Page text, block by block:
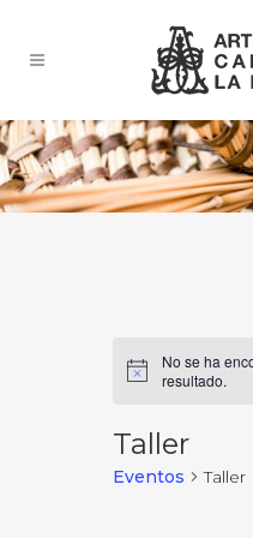
No se ha
resultado.
Taller
Eventos Taller